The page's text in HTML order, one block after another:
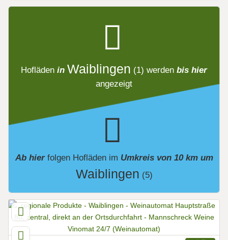
Hofläden in Waiblingen (1) werden bis hier
angezeigt
Ab hier folgen Hoflädenim Umkreis von 10 km um
Waiblingen (5)